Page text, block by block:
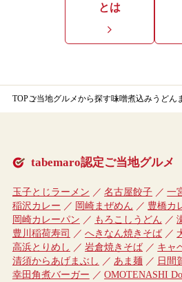
とは
TOPご当地グルメから探す味噌煮込みうどん
tabemaro認定ご当地グルメ
玉子とじラーメン 名古屋餃子
一
稲沢カレー
岡崎まぜめん
豊橋カ
岡崎カレーパン
もろこしうどん
豊川稲荷寿司
へきなん焼きそば
高浜とりめし
岩倉焼きそば
キャ
清須からあげまぶし
あま麺
日間
幸田角煮バーガー
OMOTENASHI